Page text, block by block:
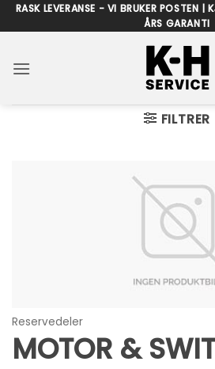
Skip
to
RASK LEVERANSE - VI BRUKER POSTEN |
ÅRS GARANTI
FILTRER
Reservedeler
MOTOR &